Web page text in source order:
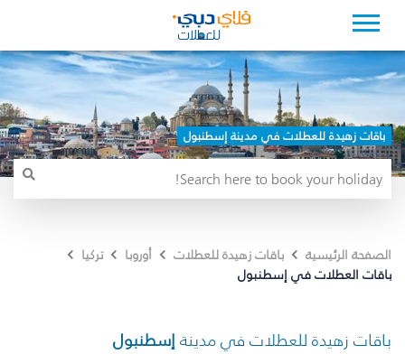
باقات زهيدة للعطلات في مدينة إسطنبول
الصفحة الرئيسية باقات زهيدة للعطلات أوروبا
تركيا
باقات العطلات في إسطنبول
باقات زهيدة للعطلات في مدينة إسطنبول